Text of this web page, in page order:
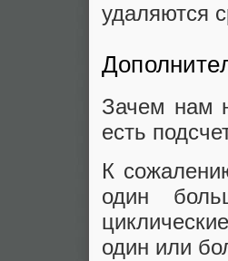
удаляются
Зачем нам
есть
К
один
один или